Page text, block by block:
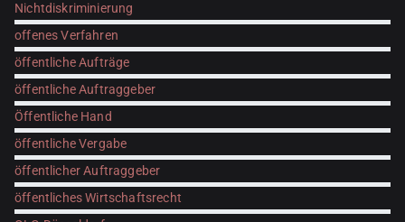
Nichtdiskriminierung
offenes Verfahren
öffentliche Aufträge
öffentliche Auftraggeber
Öffentliche Hand
öffentliche Vergabe
öffentlicher Auftraggeber
öffentliches Wirtschaftsrecht